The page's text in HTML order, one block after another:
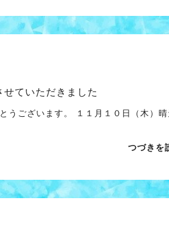
ていただきました
うございます。 １１月１０日（木）
つづきを